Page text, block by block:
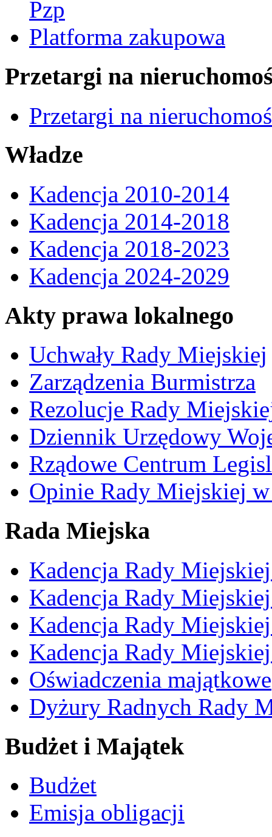
Pzp
Platforma zakupowa
Przetargi na
Przetargi na
Władze
Kadencja 2010-2014
Kadencja 2014-2018
Kadencja 2018-2023
Kadencja 2024-2029
Akty prawa lokalnego
Uchwały Rady Miejskiej
Zarządzenia Burmistrza
Rezolucje Rady
Dziennik Urzędowy
Rządowe Centrum
Opinie Rady Miejskiej w
Rada Miejska
Kadencja Rady
Kadencja Rady
Kadencja Rady
Kadencja Rady
Oświadczenia majątkowe
Dyżury Radnych Rady
Budżet i Majątek
Budżet
Emisja obligacji